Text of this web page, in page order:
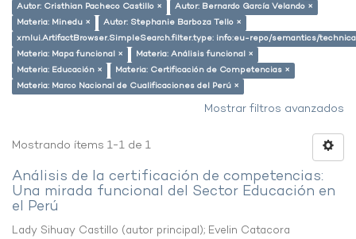
Autor: Cristhian Pacheco Castillo ×
Autor: Bernardo García Velando ×
Materia: Minedu ×
Autor: Stephanie Barboza Tello ×
xmlui.ArtifactBrowser.SimpleSearch.filter.type: info:eu-repo/semantics/
Materia: Mapa funcional ×
Materia: Análisis funcional ×
Materia: Educación ×
Materia: Certificación de Competencias ×
Materia: Marco Nacional de Cualificaciones del Perú ×
Mostrar filtros avanzados
Mostrando ítems 1-1 de 1
Análisis de la certificación de competencias:
Una mirada funcional del Sector Educación en
el Perú
Lady Sihuay Castillo (autor principal); Evelin Catacora